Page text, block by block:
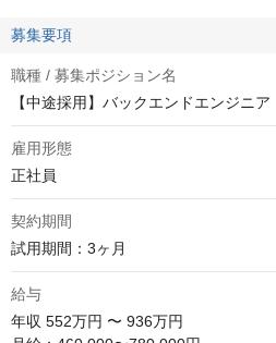
募集要項
職種 / 募集ポジション名
【中途採用】バックエンドエンジニア
雇用形態
正社員
契約期間
試用期間：3ヶ月
給与
年収 552万円 〜 936万円